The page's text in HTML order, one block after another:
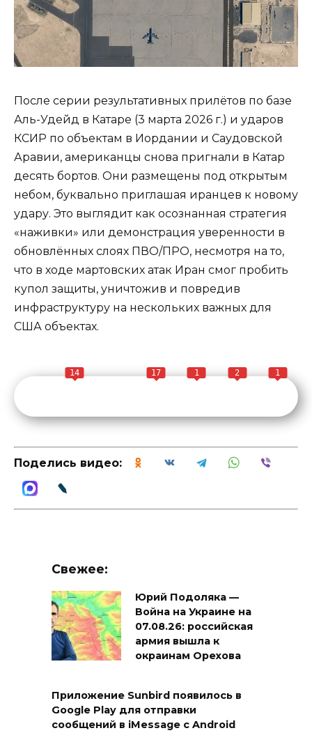
После серии результативных прилётов по базе
Аль-Удейд в Катаре (3 марта 2026 г.) и ударов
КСИР по объектам в Иордании и Саудовской
Аравии, американцы снова пригнали в Катар
десять бортов. Они размещены под открытым
небом, буквально приглашая иранцев к новому
удару. Это выглядит как осознанная стратегия
«наживки» или демонстрация уверенности в
обновлённых слоях ПВО/ПРО, несмотря на то,
что в ходе мартовских атак Иран смог пробить
купол защиты, уничтожив и повредив
инфраструктуру на нескольких важных для
США объектах.
14 17 1 2 1
Поделись видео:
Свежее:
Юрий Подоляка —
Война на Украине на
07.08.26: российская
армия вышла к
окраинам Орехова
Приложение Sunbird появилось в
Google Play для отправки
сообщений в iMessage с Android